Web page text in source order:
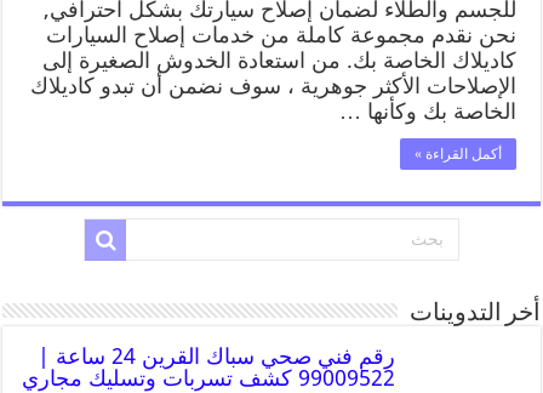
للجسم والطلاء لضمان إصلاح سيارتك بشكل احترافي,
نحن نقدم مجموعة كاملة من خدمات إصلاح السيارات
كاديلاك الخاصة بك. من استعادة الخدوش الصغيرة إلى
الإصلاحات الأكثر جوهرية ، سوف نضمن أن تبدو كاديلاك
الخاصة بك وكأنها …
أكمل القراءة »
أخر التدوينات
رقم فني صحي سباك القرين 24 ساعة |
99009522 كشف تسربات وتسليك مجاري